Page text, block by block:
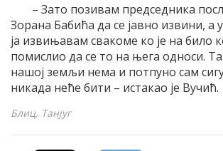
– Зато позивам председника
Зорана Бабића да се јавно извини, а
ја извињавам свакоме ко је на било
помислио да се то на њега односи.
нашој земљи нема и потпуно сам
никада неће бити – истакао је Вучић.
Блиц, Танјуг